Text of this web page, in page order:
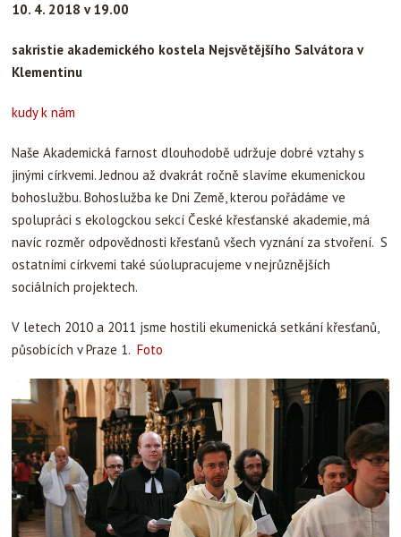
10. 4. 2018 v 19.00
sakristie akademického kostela Nejsvětějšího Salvátora v
Klementinu
kudy k nám
Naše Akademická farnost dlouhodobě udržuje dobré vztahy s
jinými církvemi. Jednou až dvakrát ročně slavíme ekumenickou
bohoslužbu. Bohoslužba ke Dni Země, kterou pořádáme ve
spolupráci s ekologckou sekcí České křesťanské akademie, má
navíc rozměr odpovědnosti křesťanů všech vyznání za stvoření. S
ostatními církvemi také súolupracujeme v nejrůznějších
sociálních projektech.
V letech 2010 a 2011 jsme hostili ekumenická setkání křesťanů,
působících v Praze 1. Foto